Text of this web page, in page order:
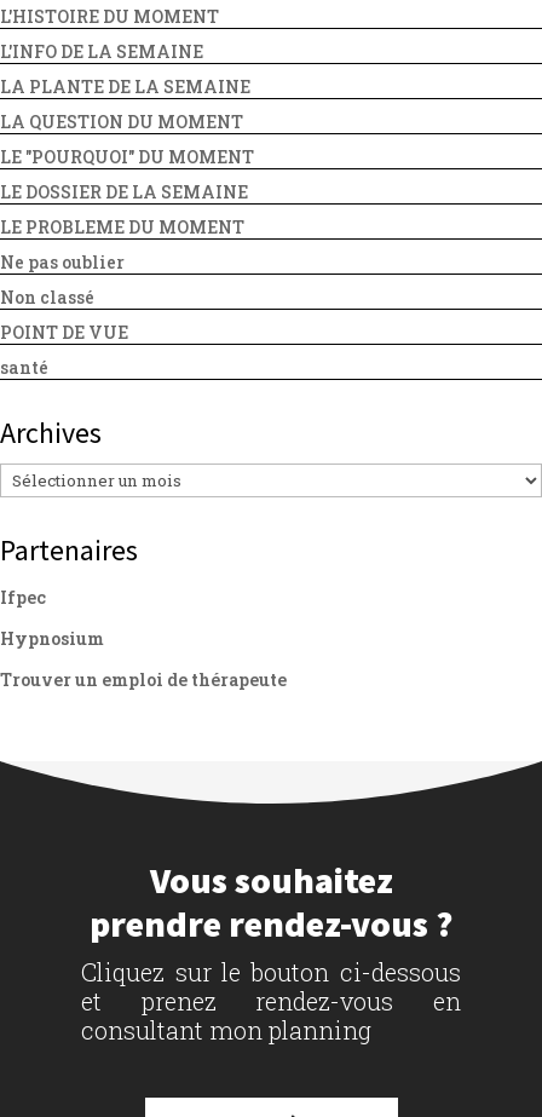
L'HISTOIRE DU MOMENT
L'INFO DE LA SEMAINE
LA PLANTE DE LA SEMAINE
LA QUESTION DU MOMENT
LE "POURQUOI" DU MOMENT
LE DOSSIER DE LA SEMAINE
LE PROBLEME DU MOMENT
Ne pas oublier
Non classé
POINT DE VUE
santé
Archives
Archives
Partenaires
Ifpec
Hypnosium
Trouver un emploi de thérapeute
Vous souhaitez
prendre rendez-vous ?
Cliquez sur le bouton ci-dessous
et prenez rendez-vous en
consultant mon planning